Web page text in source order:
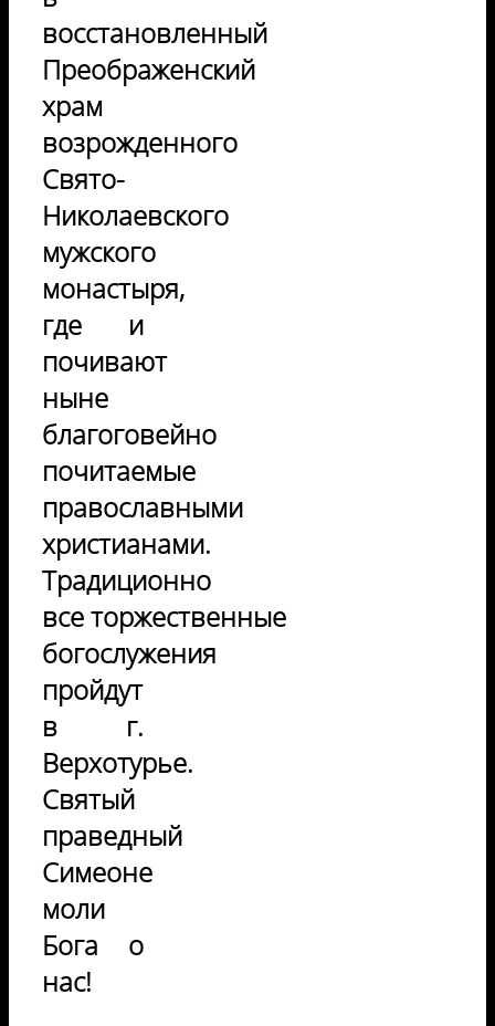
восстановленный
Преображенский
храм
возрожденного
Свято-
Николаевского
мужского
монастыря,
где и
почивают
ныне
благоговейно
почитаемые
православными
христианами.
Традиционно
все торжественные
богослужения
пройдут
в г.
Верхотурье.
Святый
праведный
Симеоне
моли
Бога о
нас!